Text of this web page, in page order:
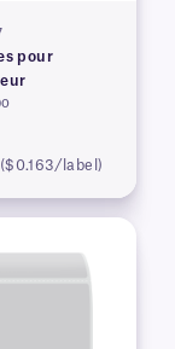
pour
($0.163/label)